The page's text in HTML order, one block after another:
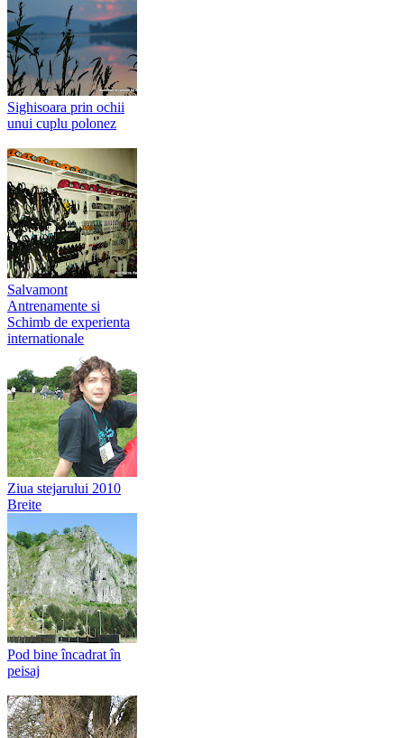
Sighisoara prin ochii
unui cuplu polonez
Salvamont
Antrenamente si
Schimb de experienta
internationale
Ziua stejarului 2010
Breite
Pod bine încadrat în
peisaj